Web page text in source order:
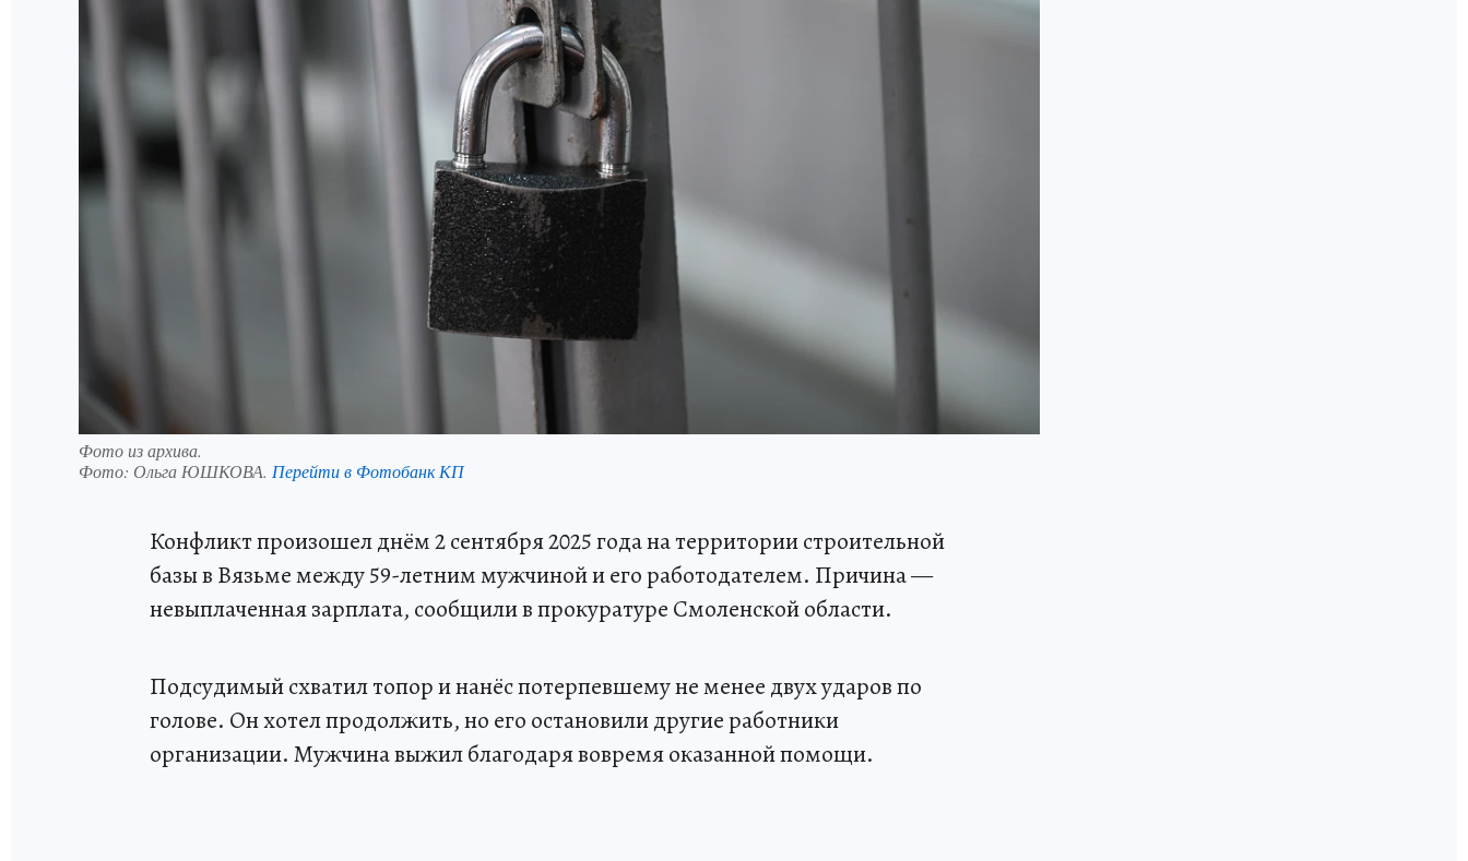
Фото из архива.
Фото: Ольга ЮШКОВА. Перейти в Фотобанк КП
Конфликт произошел днём 2 сентября 2025 года на территории строительной
базы в Вязьме между 59-летним мужчиной и его работодателем. Причина —
невыплаченная зарплата, сообщили в прокуратуре Смоленской области.
Подсудимый схватил топор и нанёс потерпевшему не менее двух ударов по
голове. Он хотел продолжить, но его остановили другие работники
организации. Мужчина выжил благодаря вовремя оказанной помощи.